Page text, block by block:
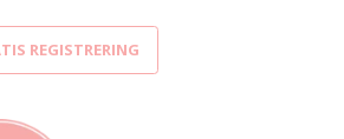
REGISTRERING